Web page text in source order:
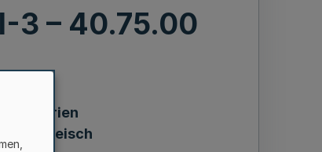
3 – 40.75.00
in Fleisch